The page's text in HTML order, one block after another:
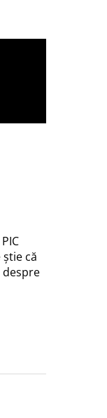
că
despre